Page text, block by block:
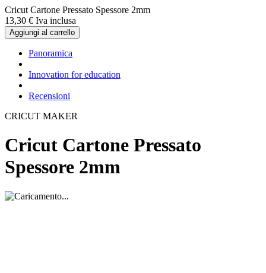
Cricut Cartone Pressato Spessore 2mm
13,30 € Iva inclusa
Aggiungi al carrello
Panoramica
Innovation for education
Recensioni
CRICUT MAKER
Cricut Cartone Pressato
Spessore 2mm